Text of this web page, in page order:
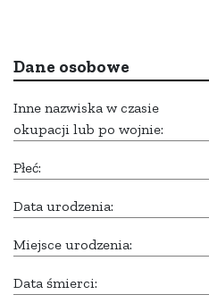
Dane osobowe
Inne nazwiska w czasie
okupacji lub po wojnie:
Płeć:
Data urodzenia:
Miejsce urodzenia:
Data śmierci: